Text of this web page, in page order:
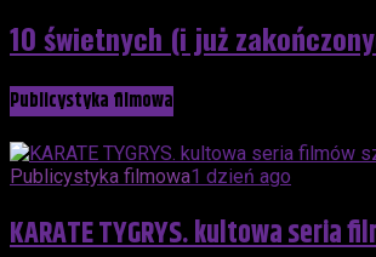
10 świetnych (i już
Publicystyka filmowa
Publicystyka filmowa1 dzień ago
KARATE TYGRYS. kultowa seria